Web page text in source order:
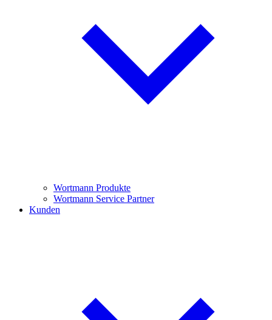
Wortmann Produkte
Wortmann Service Partner
Kunden